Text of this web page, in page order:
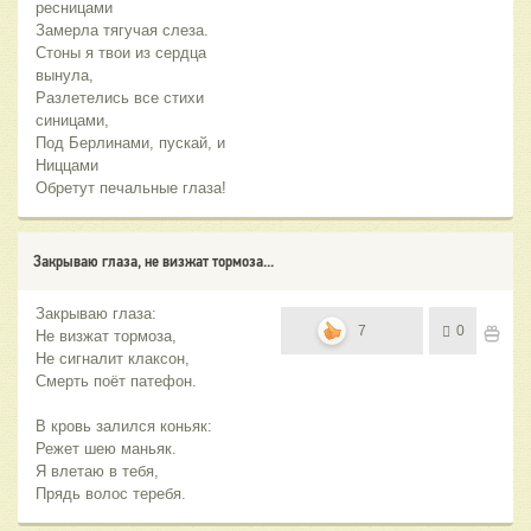
ресницами
Замерла тягучая слеза.
Стоны я твои из сердца
вынула,
Разлетелись все стихи
синицами,
Под Берлинами, пускай, и
Ниццами
Обретут печальные глаза!
Закрываю глаза, не визжат тормоза...
Закрываю глаза:
Не визжат тормоза,
Не сигналит клаксон,
Смерть поёт патефон.
В кровь залился коньяк:
Режет шею маньяк.
Я влетаю в тебя,
Прядь волос теребя.
7 0